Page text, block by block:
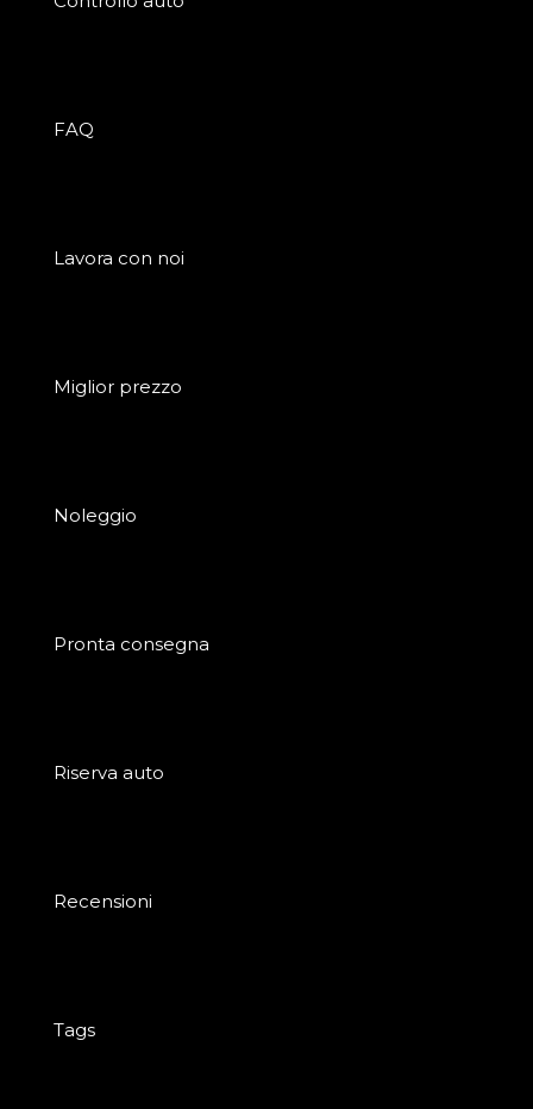
FAQ
Lavora con noi
Miglior prezzo
Noleggio
Pronta consegna
Riserva auto
Recensioni
Tags